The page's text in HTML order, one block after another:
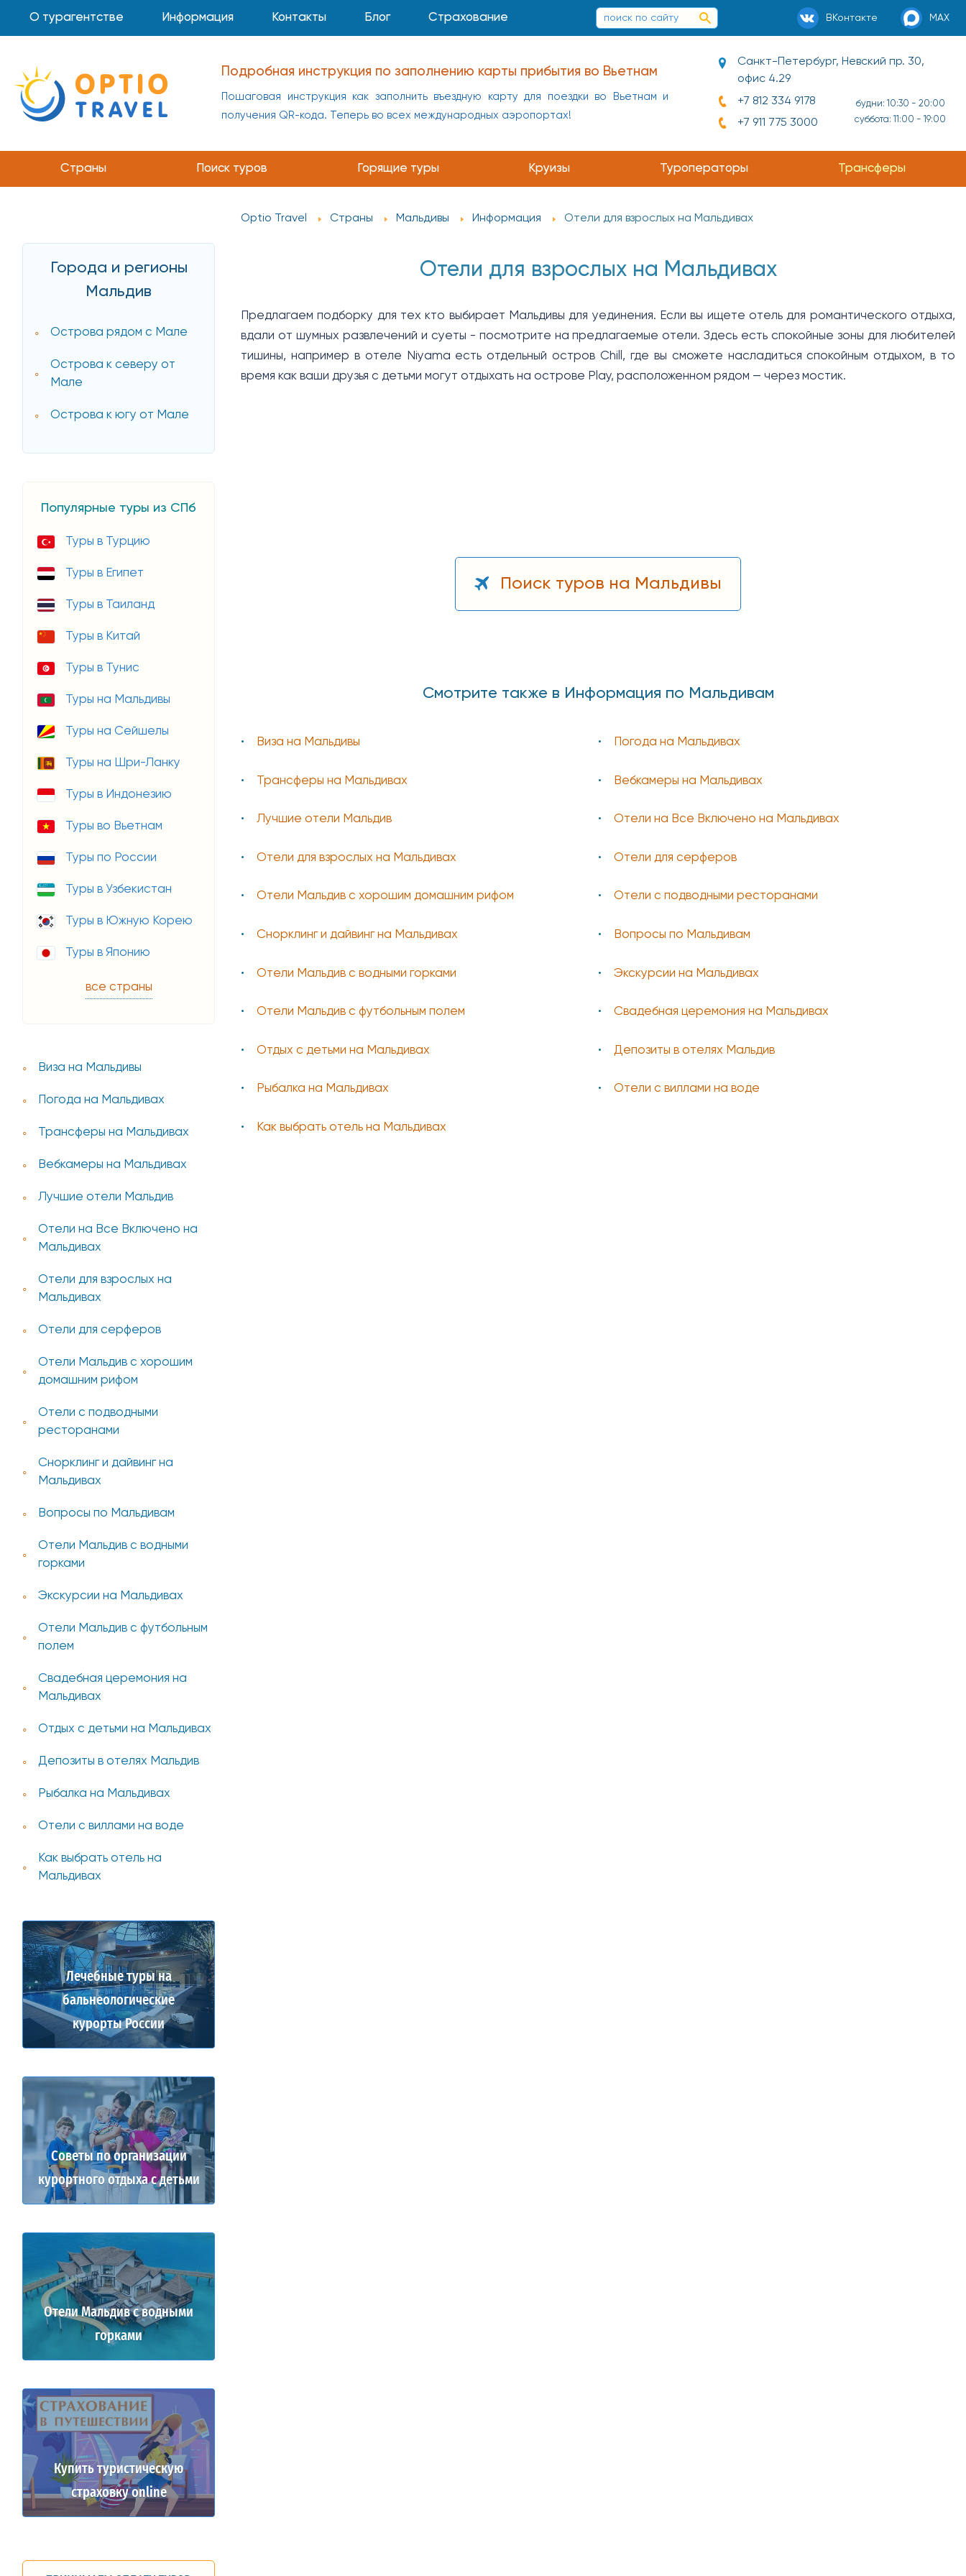
О турагентстве Информация Контакты Блог Страхование ВКонтакте MAX
Подробная инструкция по заполнению карты прибытия во Вьетнам
Пошаговая инструкция как заполнить въездную карту для поездки во Вьетнам и
получения QR-кода. Теперь во всех международных аэропортах!
Санкт-Петербург, Невский пр. 30,
офис 4.29
+7 812 334 9178
+7 911 775 3000
будни: 10:30 - 20:00
суббота: 11:00 - 19:00
Страны Поиск туров Горящие туры Круизы Туроператоры Трансферы
Города и регионы
Мальдив
Острова рядом с Мале
Острова к северу от
Мале
Острова к югу от Мале
Популярные туры из СПб
Туры в Турцию
Туры в Египет
Туры в Таиланд
Туры в Китай
Туры в Тунис
Туры на Мальдивы
Туры на Сейшелы
Туры на Шри-Ланку
Туры в Индонезию
Туры во Вьетнам
Туры по России
Туры в Узбекистан
Туры в Южную Корею
Туры в Японию
все страны
Виза на Мальдивы
Погода на Мальдивах
Трансферы на Мальдивах
Вебкамеры на Мальдивах
Лучшие отели Мальдив
Отели на Все Включено на
Мальдивах
Отели для взрослых на
Мальдивах
Отели для серферов
Отели Мальдив с хорошим
домашним рифом
Отели с подводными
ресторанами
Снорклинг и дайвинг на
Мальдивах
Вопросы по Мальдивам
Отели Мальдив с водными
горками
Экскурсии на Мальдивах
Отели Мальдив с футбольным
полем
Свадебная церемония на
Мальдивах
Отдых с детьми на Мальдивах
Депозиты в отелях Мальдив
Рыбалка на Мальдивах
Отели с виллами на воде
Как выбрать отель на
Мальдивах
Лечебные туры на
бальнеологические
курорты России
Советы по организации
курортного отдыха с детьми
Отели Мальдив с водными
горками
Купить туристическую
страховку online
Optio Travel Страны Мальдивы Информация Отели для взрослых на Мальдивах
Отели для взрослых на Мальдивах
Предлагаем подборку для тех кто выбирает Мальдивы для уединения. Если вы ищете отель для романтического отдыха,
вдали от шумных развлечений и суеты - посмотрите на предлагаемые отели. Здесь есть спокойные зоны для любителей
тишины, например в отеле Niyama есть отдельный остров Chill, где вы сможете насладиться спокойным отдыхом, в то
время как ваши друзья с детьми могут отдыхать на острове Play, расположенном рядом — через мостик.
Поиск туров на Мальдивы
Смотрите также в Информация по Мальдивам
Виза на Мальдивы Погода на Мальдивах
Трансферы на Мальдивах Вебкамеры на Мальдивах
Лучшие отели Мальдив Отели на Все Включено на Мальдивах
Отели для взрослых на Мальдивах Отели для серферов
Отели Мальдив с хорошим домашним рифом Отели с подводными ресторанами
Снорклинг и дайвинг на Мальдивах Вопросы по Мальдивам
Отели Мальдив с водными горками Экскурсии на Мальдивах
Отели Мальдив с футбольным полем Свадебная церемония на Мальдивах
Отдых с детьми на Мальдивах Депозиты в отелях Мальдив
Рыбалка на Мальдивах Отели с виллами на воде
Как выбрать отель на Мальдивах